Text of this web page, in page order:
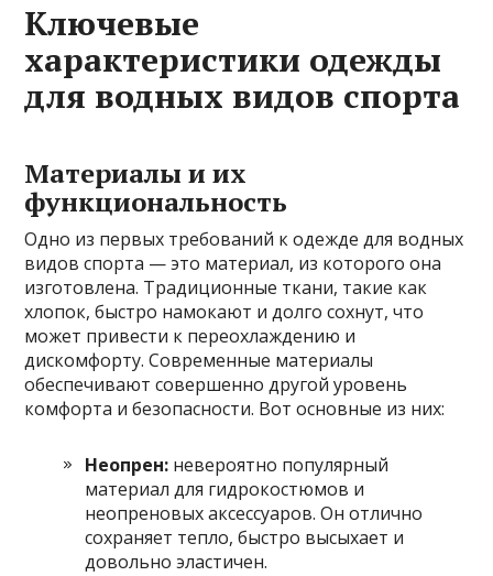
Ключевые
характеристики одежды
для водных видов спорта
Материалы и их
функциональность
Одно из первых требований к одежде для водных
видов спорта — это материал, из которого она
изготовлена. Традиционные ткани, такие как
хлопок, быстро намокают и долго сохнут, что
может привести к переохлаждению и
дискомфорту. Современные материалы
обеспечивают совершенно другой уровень
комфорта и безопасности. Вот основные из них:
Неопрен: невероятно популярный
материал для гидрокостюмов и
неопреновых аксессуаров. Он отлично
сохраняет тепло, быстро высыхает и
довольно эластичен.